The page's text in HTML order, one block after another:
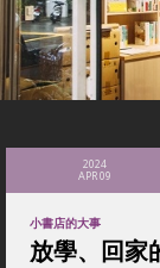
2024
APR 09
小書店的大事
放學、回家